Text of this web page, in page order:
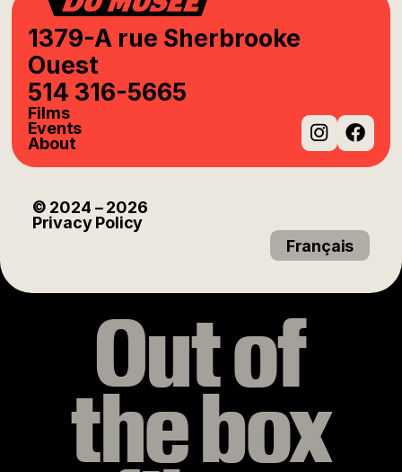
1379-A rue Sherbrooke
Ouest
514 316-5665
Films
Events
About
© 2024 – 2026
Privacy Policy
Français
Out of
the box